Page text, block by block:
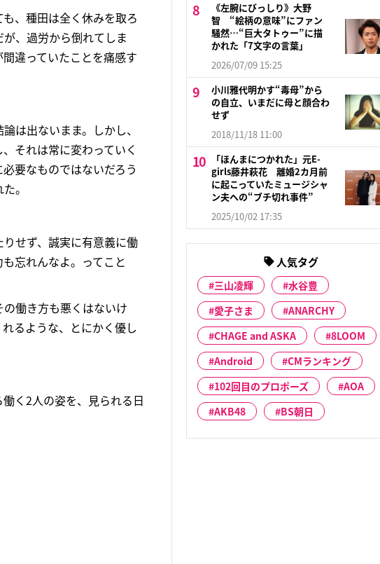
、種田は全く休みを取ろ
、過労から倒れてしま
違っていたことを痛感す
は出ないまま。しかし、
それは常に変わっていく
要なものではないだろう
。
せず、誠実に有意義に働
忘れんなよ。ってこと
働き方も悪くはないけ
るような、とにかく優し
く2人の姿を、見られる日
《左腕にびっしり》大野
智 “絵柄の意味”にファン
騒然…“巨大タトゥー”に描
かれた「7文字の言葉」
2026/07/09 15:25
小川雅代明かす“毒母”から
の自立、いまだに母と顔合わ
せず
2018/11/18 11:00
「ほんまにつかれた」元E-
girls藤井萩花 離婚2カ月前
に起こっていたミュージシャ
ン夫への“ブチ切れ事件”
2025/10/02 17:35
人気タグ
三山凌輝
水谷豊
愛子さま
ANARCHY
CHAGE and ASKA
8LOOM
Android
CMランキング
102回目のプロポーズ
AOA
AKB48
BS朝日